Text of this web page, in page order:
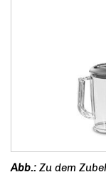
Zu dem